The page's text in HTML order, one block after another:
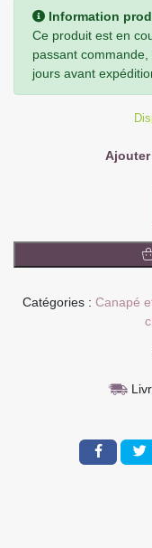
Information
Ce produit est en
passant
jours avant
Catégories : Canapé